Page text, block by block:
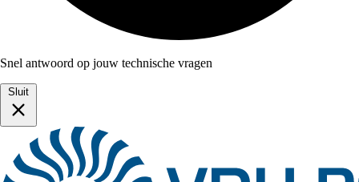
Snel antwoord op jouw technische vragen
Sluit